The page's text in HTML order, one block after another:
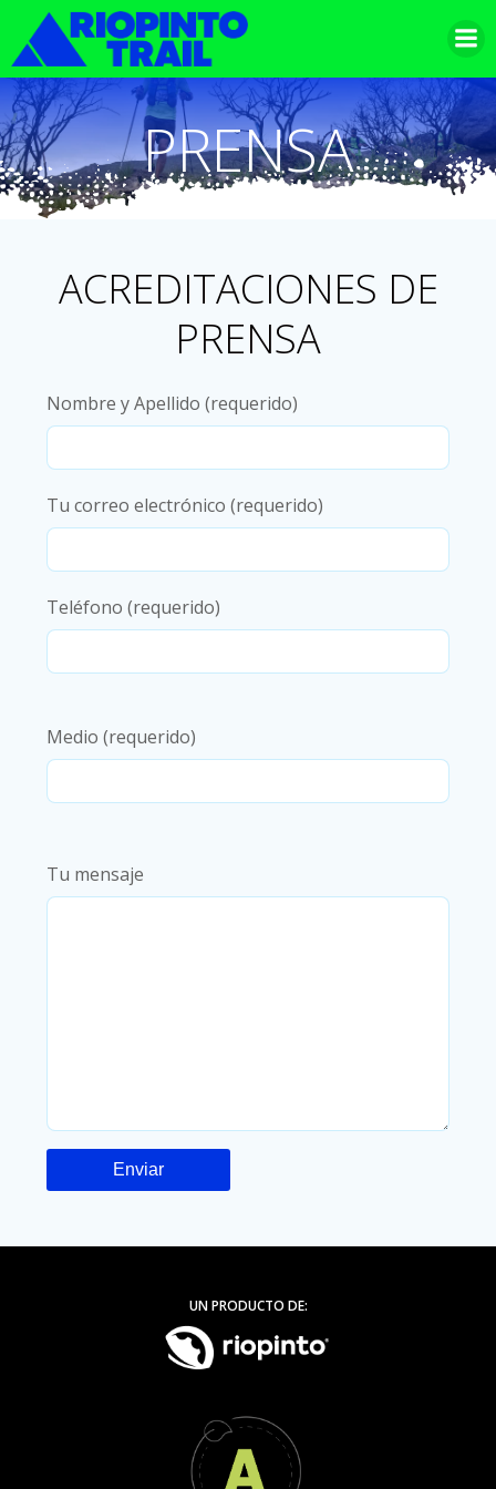
PRENSA
ACREDITACIONES DE
PRENSA
Nombre y Apellido (requerido)
Tu correo electrónico (requerido)
Teléfono (requerido)
Medio (requerido)
Tu mensaje
UN PRODUCTO DE: